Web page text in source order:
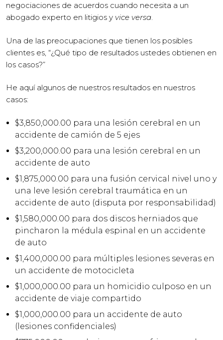
negociaciones de acuerdos cuando necesita a un
abogado experto en litigios y vice versa.
Una de las preocupaciones que tienen los posibles
clientes es, “¿Qué tipo de resultados ustedes obtienen en
los casos?”
He aquí algunos de nuestros resultados en nuestros
casos:
$3,850,000.00 para una lesión cerebral en un
accidente de camión de 5 ejes
$3,200,000.00 para una lesión cerebral en un
accidente de auto
$1,875,000.00 para una fusión cervical nivel uno y
una leve lesión cerebral traumática en un
accidente de auto (disputa por responsabilidad)
$1,580,000.00 para dos discos herniados que
pincharon la médula espinal en un accidente
de auto
$1,400,000.00 para múltiples lesiones severas en
un accidente de motocicleta
$1,000,000.00 para un homicidio culposo en un
accidente de viaje compartido
$1,000,000.00 para un accidente de auto
(lesiones confidenciales)